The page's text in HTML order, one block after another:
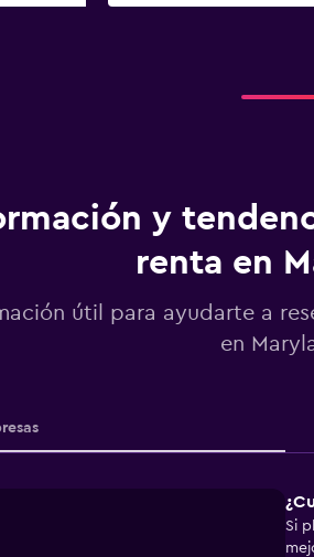
y
renta en
útil para ayudarte a
en
Si